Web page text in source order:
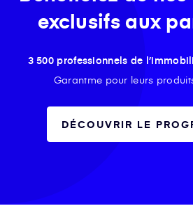
exclusifs aux
3 500 professionnels de
Garantme pour leurs
DÉCOUVRIR LE